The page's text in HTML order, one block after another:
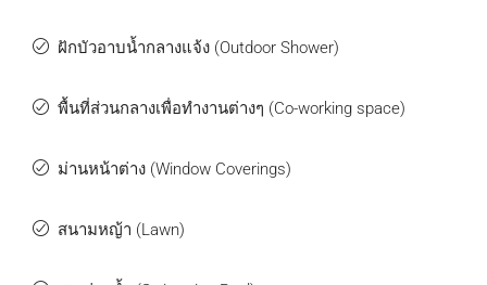
ฝักบัวอาบน้ำกลางแจ้ง (Outdoor Shower)
พื้นที่ส่วนกลางเพื่อทำงานต่างๆ (Co-working space)
ม่านหน้าต่าง (Window Coverings)
สนามหญ้า (Lawn)